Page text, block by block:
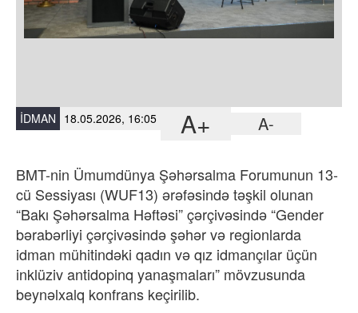
İDMAN 18.05.2026, 16:05 A+ A-
BMT-nin Ümumdünya Şəhərsalma Forumunun 13-
cü Sessiyası (WUF13) ərəfəsində təşkil olunan
“Bakı Şəhərsalma Həftəsi” çərçivəsində “Gender
bərabərliyi çərçivəsində şəhər və regionlarda
idman mühitindəki qadın və qız idmançılar üçün
inklüziv antidopinq yanaşmaları” mövzusunda
beynəlxalq konfrans keçirilib.